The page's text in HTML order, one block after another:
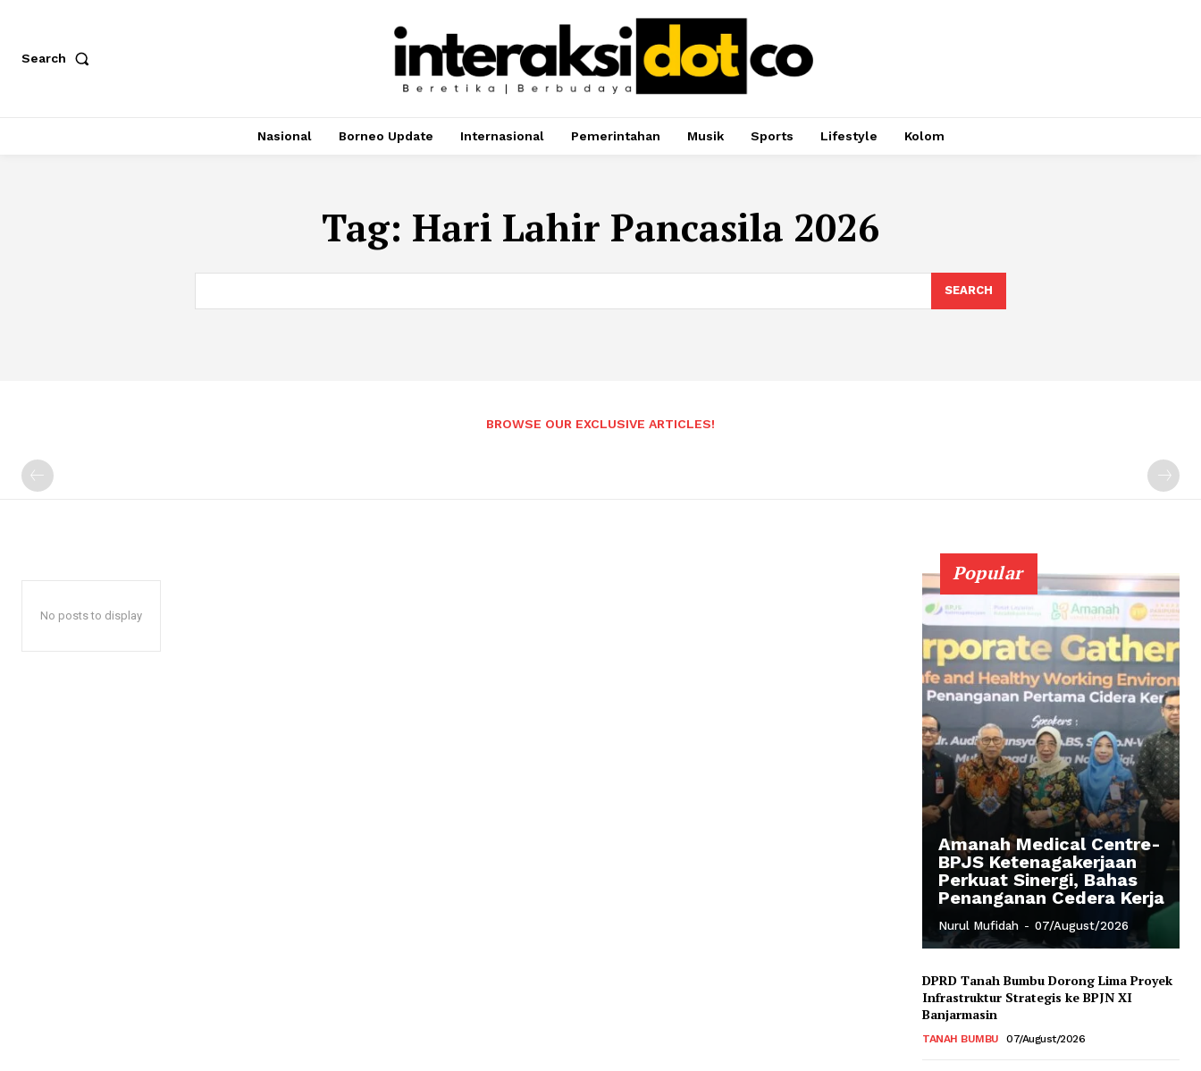
Search
Nasional Borneo Update Internasional Pemerintahan Musik Sports Lifestyle Kolom
Tag: Hari Lahir Pancasila 2026
SEARCH
BROWSE OUR EXCLUSIVE ARTICLES!
No posts to display
Popular
Amanah Medical Centre-
BPJS Ketenagakerjaan
Perkuat Sinergi, Bahas
Penanganan Cedera Kerja
Nurul Mufidah - 07/August/2026
DPRD Tanah Bumbu Dorong Lima Proyek
Infrastruktur Strategis ke BPJN XI
Banjarmasin
TANAH BUMBU 07/August/2026